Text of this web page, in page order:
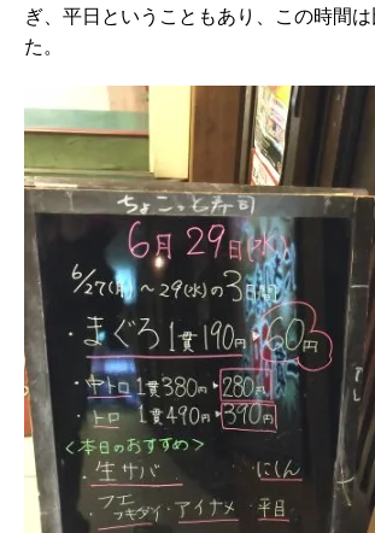
ぎ、平日ということもあり、この時間
た。